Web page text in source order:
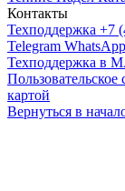
Контакты
Техподдержка +7
Telegram WhatsApp
Техподдержка в
Пользовательское
картой
Вернуться в